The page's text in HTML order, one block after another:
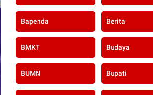
Bapenda Berita
BMKT Budaya
BUMN Bupati